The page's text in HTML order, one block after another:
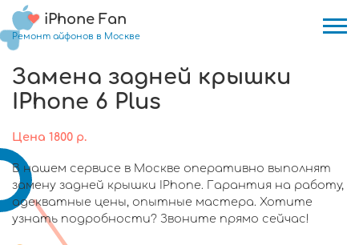
iPhone Fan
Ремонт айфонов в Москве
Замена задней крышки
IPhone 6 Plus
Цена 1800 р.
В нашем сервисе в Москве оперативно выполнят
замену задней крышки IPhone. Гарантия на работу,
адекватные цены, опытные мастера. Хотите
узнать подробности? Звоните прямо сейчас!